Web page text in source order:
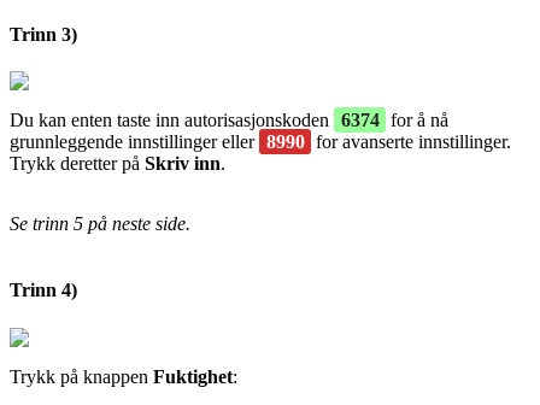
Trinn 3)
Du kan enten taste inn autorisasjonskoden 6374 for å nå
grunnleggende innstillinger eller 8990 for avanserte innstillinger.
Trykk deretter på Skriv inn.
Se trinn 5 på neste side.
Trinn 4)
Trykk på knappen Fuktighet: